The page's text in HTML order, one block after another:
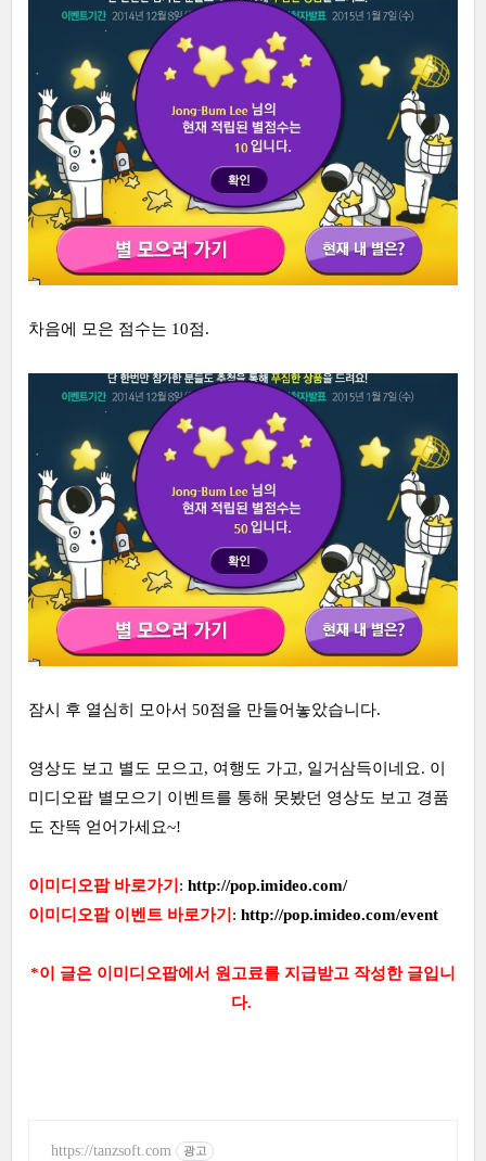
차음에 모은 점수는 10점.
잠시 후 열심히 모아서 50점을 만들어놓았습니다.
영상도 보고 별도 모으고, 여행도 가고, 일거삼득이네요. 이
미디오팝 별모으기 이벤트를 통해 못봤던 영상도 보고 경품
도 잔뜩 얻어가세요~!
이미디오팝 바로가기 : http://pop.imideo.com/
이미디오팝 이벤트 바로가기 : http://pop.imideo.com/event
*이 글은 이미디오팝에서 원고료를 지급받고 작성한 글입니
다.
https://tanzsoft.com 광고